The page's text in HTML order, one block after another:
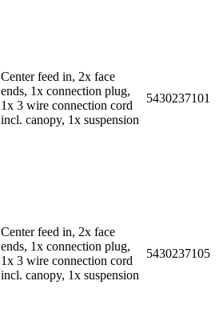
Center feed in, 2x face
ends, 1x connection plug,
1x 3 wire connection cord
incl. canopy, 1x suspension
5430237101
Center feed in, 2x face
ends, 1x connection plug,
1x 3 wire connection cord
incl. canopy, 1x suspension
5430237105